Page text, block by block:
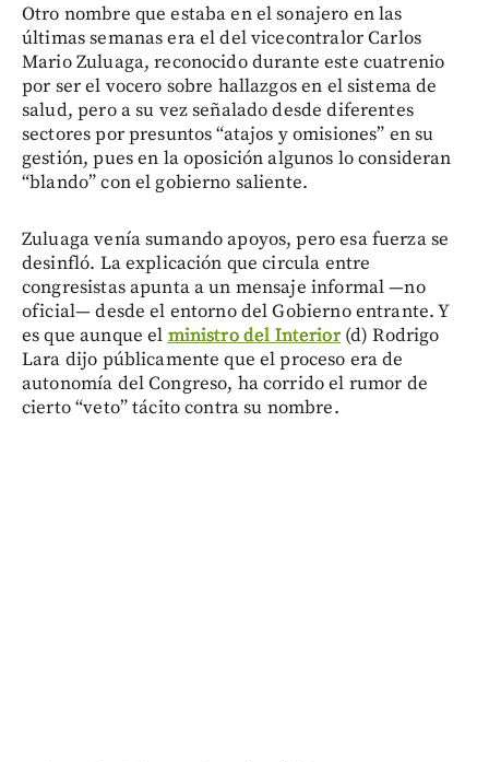
Otro nombre que estaba en el sonajero en las
últimas semanas era el del vicecontralor Carlos
Mario Zuluaga, reconocido durante este cuatrenio
por ser el vocero sobre hallazgos en el sistema de
salud, pero a su vez señalado desde diferentes
sectores por presuntos “atajos y omisiones” en su
gestión, pues en la oposición algunos lo consideran
“blando” con el gobierno saliente.
Zuluaga venía sumando apoyos, pero esa fuerza se
desinfló. La explicación que circula entre
congresistas apunta a un mensaje informal —no
oficial— desde el entorno del Gobierno entrante. Y
es que aunque el ministro del Interior(d) Rodrigo
Lara dijo públicamente que el proceso era de
autonomía del Congreso, ha corrido el rumor de
cierto “veto” tácito contra su nombre.